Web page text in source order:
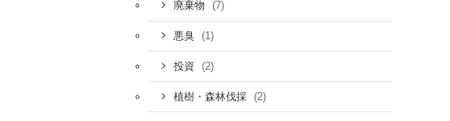
廃棄物 (7)
悪臭 (1)
投資 (2)
植樹・森林伐採 (2)